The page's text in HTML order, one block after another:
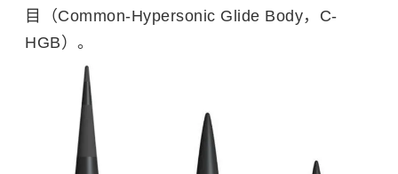
目（Common-Hypersonic Glide Body，C-
HGB）。